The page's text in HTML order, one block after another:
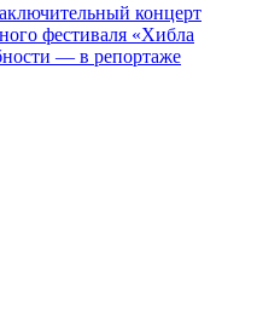
концерт
фестиваля «Хибла
— в репортаже